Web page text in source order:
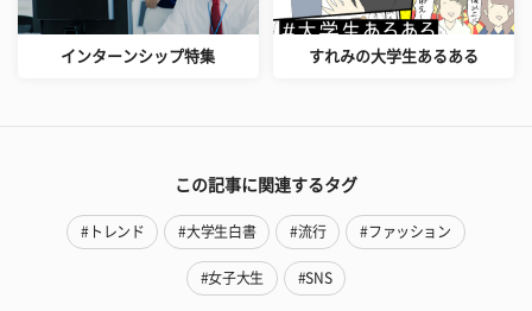
インターンシップ特集 すれみの大学生あるある
この記事に関連するタグ
#トレンド #大学生白書 #流行 #ファッション
#女子大生 #SNS